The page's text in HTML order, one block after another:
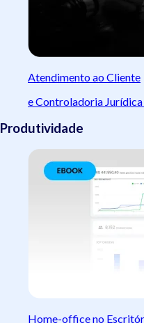
Atendimento ao Cliente
e Controladoria
Produtividade
Home-office no